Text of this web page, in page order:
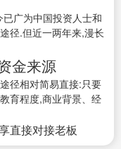
广为中国投资人士和
径.但近一两年来,漫长
金来源
径相对简易直接:只要
育程度,商业背景、经
直接对接老板